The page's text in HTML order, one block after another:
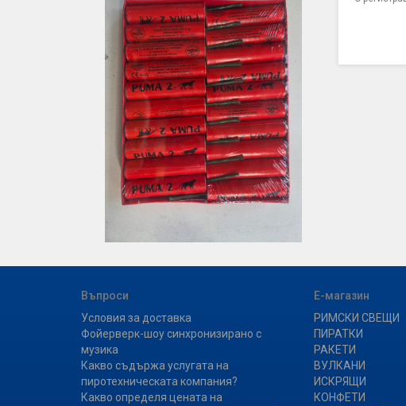
Въпроси
Условия за доставка
Фойерверк-шоу синхронизирано с
музика
Какво съдържа услугата на
пиротехническата компания?
Какво определя цената на
Е-магазин
РИМСКИ СВЕЩИ
ПИРАТКИ
РАКЕТИ
ВУЛКАНИ
ИСКРЯЩИ
КОНФЕТИ